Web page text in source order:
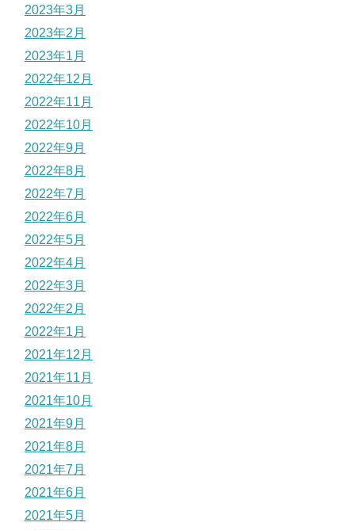
2023年3月
2023年2月
2023年1月
2022年12月
2022年11月
2022年10月
2022年9月
2022年8月
2022年7月
2022年6月
2022年5月
2022年4月
2022年3月
2022年2月
2022年1月
2021年12月
2021年11月
2021年10月
2021年9月
2021年8月
2021年7月
2021年6月
2021年5月